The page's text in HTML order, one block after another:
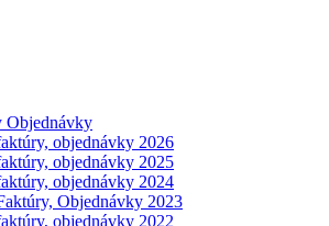
Objednávky
objednávky 2026
objednávky 2025
objednávky 2024
Objednávky 2023
objednávky 2022